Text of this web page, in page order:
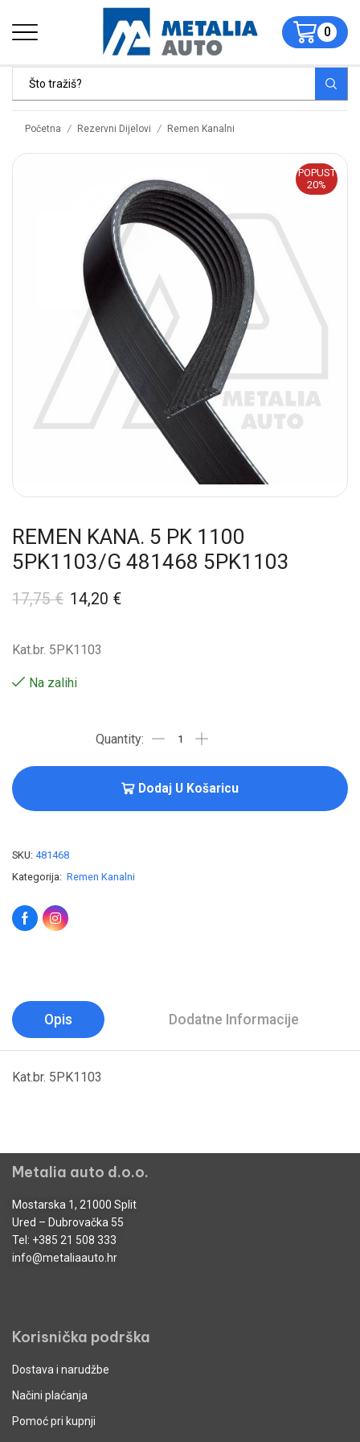
0
Početna / Rezervni Dijelovi / Remen Kanalni
POPUST
20%
REMEN KANA. 5 PK 1100
5PK1103/G 481468 5PK1103
17,75€ 14,20 €
Kat.br. 5PK1103
Na zalihi
Dodaj U Košaricu
SKU: 481468
Kategorija: Remen Kanalni
Opis Dodatne Informacije
Kat.br. 5PK1103
Metalia auto d.o.o.
Mostarska 1, 21000 Split
Ured – Dubrovačka 55
Tel: +385 21 508 333
info@metaliaauto.hr
Korisnička podrška
Dostava i narudžbe
Načini plaćanja
Pomoć pri kupnji